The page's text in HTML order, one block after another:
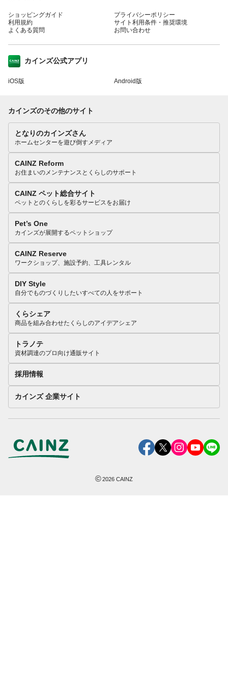
ショッピングガイド
利用規約
よくある質問
プライバシーポリシー
サイト利用条件・推奨環境
お問い合わせ
カインズ公式アプリ
iOS版 Android版
カインズのその他のサイト
となりのカインズさん
ホームセンターを遊び倒すメディア
CAINZ Reform
お住まいのメンテナンスとくらしのサポート
CAINZ ペット総合サイト
ペットとのくらしを彩るサービスをお届け
Pet’s One
カインズが展開するペットショップ
CAINZ Reserve
ワークショップ、施設予約、工具レンタル
DIY Style
自分でものづくりしたいすべての人をサポート
くらシェア
商品を組み合わせたくらしのアイデアシェア
トラノテ
資材調達のプロ向け通販サイト
採用情報
カインズ 企業サイト
©2026 CAINZ